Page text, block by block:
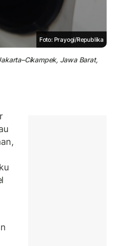
Foto: Prayogi/Republika
Jawa Barat,